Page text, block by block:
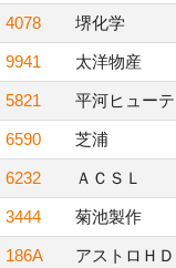
4078 堺化学
9941 太洋物産
5821 平河ヒューテ
6590 芝浦
6232 ＡＣＳＬ
3444 菊池製作
186A アストロＨＤ